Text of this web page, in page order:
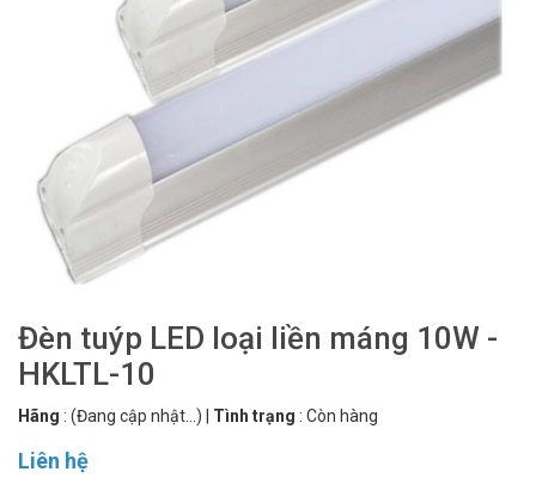
Đèn tuýp LED loại liền máng 10W -
HKLTL-10
Hãng : (Đang cập nhật...) Tình trạng : Còn hàng
Liên hệ